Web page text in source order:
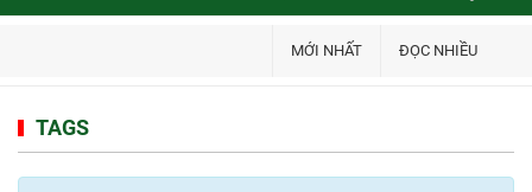
MỚI NHẤT ĐỌC NHIỀU
TAGS